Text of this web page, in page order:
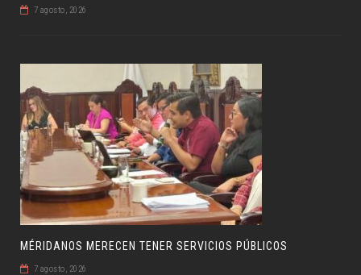
7 agosto, 2026
MÉRIDANOS MERECEN TENER SERVICIOS PÚBLICOS
7 agosto, 2026